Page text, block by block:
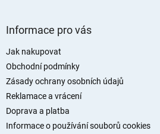
Informace pro vás
Jak nakupovat
Obchodní podmínky
Zásady ochrany osobních údajů
Reklamace a vrácení
Doprava a platba
Informace o používání souborů cookies